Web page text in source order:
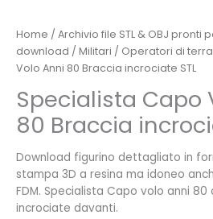
Home / Archivio file STL & OBJ pronti
download / Militari / Operatori di terra
Volo Anni 80 Braccia incrociate STL
Specialista Capo
80 Braccia
Download figurino dettagliato in
stampa 3D a resina ma idoneo
FDM. Specialista Capo volo anni 80
incrociate davanti.